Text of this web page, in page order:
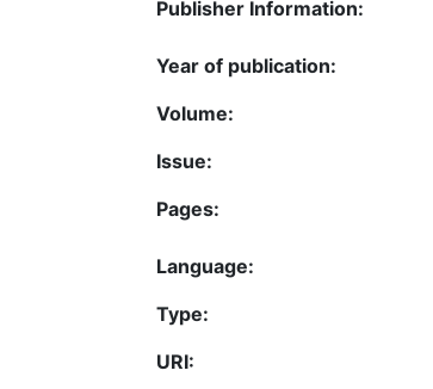
Publisher Information:
Year of publication:
Volume:
Issue:
Pages:
Language:
Type:
URI: